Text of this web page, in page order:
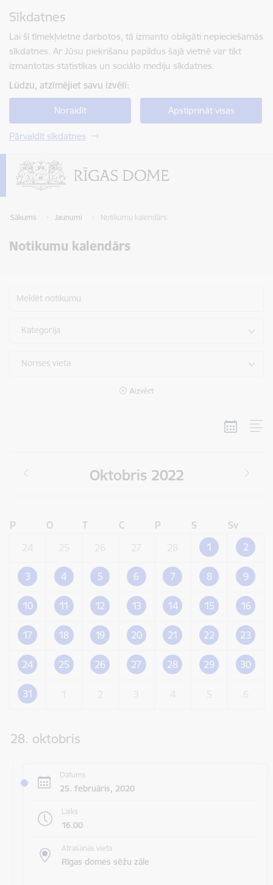
Sīkdatnes
Lai šī tīmekļvietne darbotos, tā izmanto obligāti nepieciešamās
sīkdatnes. Ar Jūsu piekrišanu papildus šajā vietnē var tikt
izmantotas statistikas un sociālo mediju sīkdatnes.
Lūdzu, atzīmējiet savu izvēli:
Noraidīt Apstiprināt visas
Pārvaldīt sīkdatnes
Sākums Jaunumi Notikumu kalendārs
Notikumu kalendārs
Meklēt notikumu
Kategorija
Norises vieta
Aizvērt
Oktobris 2022
P O T C P S
Sv
1 2
3 4 5 6 7 8 9
10 11 12 13 14 15 16
17 18 19 20 21 22 23
24 25 26 27 28 29 30
31
28. oktobris
Datums
25. februāris, 2020
Laiks
16.00
Atrašanās vieta
Rīgas domes sēžu zāle